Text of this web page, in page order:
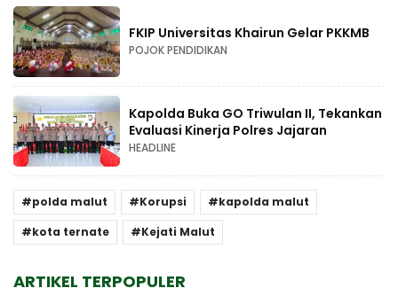
FKIP Universitas Khairun Gelar PKKMB
POJOK PENDIDIKAN
Kapolda Buka GO Triwulan II, Tekankan
Evaluasi Kinerja Polres Jajaran
HEADLINE
polda malut Korupsi
kapolda malut
kota ternate
Kejati Malut
ARTIKEL TERPOPULER